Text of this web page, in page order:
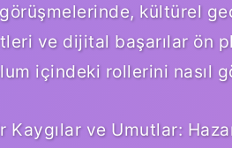
kültürel
ve dijital başarılar ön
içindeki rollerini nasıl
Kaygılar ve Umutlar: